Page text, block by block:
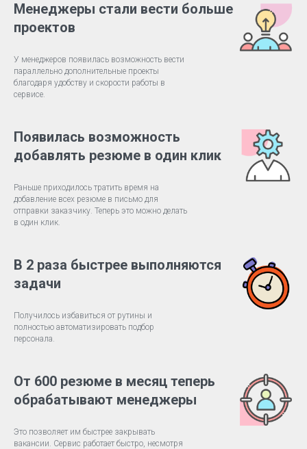
Менеджеры стали вести больше
проектов
У менеджеров появилась возможность вести
параллельно дополнительные проекты
благодаря удобству и скорости работы в
сервисе.
Появилась возможность
добавлять резюме в один клик
Раньше приходилось тратить время на
добавление всех резюме в письмо для
отправки заказчику. Теперь это можно делать
в один клик.
В 2 раза быстрее выполняются
задачи
Получилось избавиться от рутины и
полностью автоматизировать подбор
персонала.
От 600 резюме в месяц теперь
обрабатывают менеджеры
Это позволяет им быстрее закрывать
вакансии. Сервис работает быстро, несмотря